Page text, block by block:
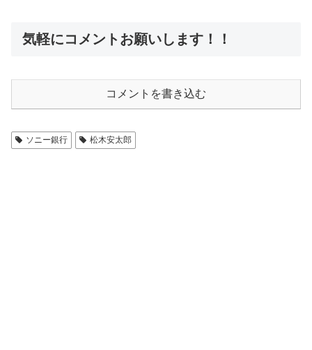
気軽にコメントお願いします！！
コメントを書き込む
ソニー銀行 松木安太郎